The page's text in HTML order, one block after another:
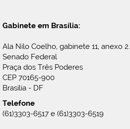
Gabinete em Brasília:
Ala Nilo Coelho, gabinete 11, anexo 2.
Senado Federal
Praça dos Três Poderes
CEP 70165-900
Brasília - DF
Telefone
(61)3303-6517 e (61)3303-6519